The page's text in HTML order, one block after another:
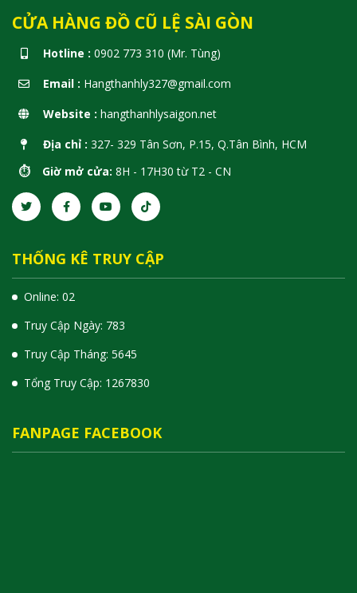
CỬA HÀNG ĐỒ CŨ LỆ SÀI GÒN
Hotline : 0902 773 310 (Mr. Tùng)
Email : Hangthanhly327@gmail.com
Website : hangthanhlysaigon.net
Địa chỉ : 327- 329 Tân Sơn, P.15, Q.Tân Bình, HCM
⏱️ Giờ mở cửa: 8H - 17H30 từ T2 - CN
THỐNG KÊ TRUY CẬP
Online: 02
Truy Cập Ngày: 783
Truy Cập Tháng: 5645
Tổng Truy Cập: 1 267830
FANPAGE FACEBOOK